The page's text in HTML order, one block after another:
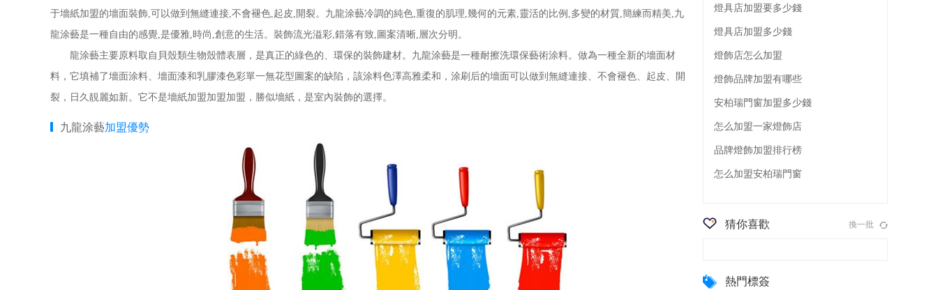
于墻紙加盟的墻面裝飾,可以做到無縫連接,不會褪色,起皮,開裂。九龍涂藝冷調的純色,重復的肌理,幾何的元素,靈活的比例,多變的材質,簡練而精美,九
龍涂藝是一種自由的感覺,是優雅,時尚,創意的生活。裝飾流光溢彩,錯落有致,圖案清晰,層次分明。
龍涂藝主要原料取自貝殼類生物殼體表層，是真正的綠色的、環保的裝飾建材。九龍涂藝是一種耐擦洗環保藝術涂料。做為一種全新的墻面材
料，它填補了墻面涂料、墻面漆和乳膠漆色彩單一無花型圖案的缺陷，該涂料色澤高雅柔和，涂刷后的墻面可以做到無縫連接、不會褪色、起皮、開
裂，日久靚麗如新。它不是墻紙加盟加盟加盟，勝似墻紙，是室內裝飾的選擇。
九龍涂藝加盟優勢
燈具店加盟要多少錢
燈具店加盟多少錢
燈飾店怎么加盟
燈飾品牌加盟有哪些
安柏瑞門窗加盟多少錢
怎么加盟一家燈飾店
品牌燈飾加盟排行榜
怎么加盟安柏瑞門窗
猜你喜歡 換一批
熱門標簽